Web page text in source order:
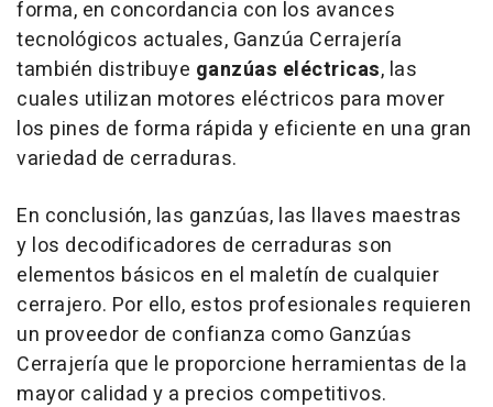
forma, en concordancia con los avances
tecnológicos actuales, Ganzúa Cerrajería
también distribuye ganzúas eléctricas, las
cuales utilizan motores eléctricos para mover
los pines de forma rápida y eficiente en una gran
variedad de cerraduras.
En conclusión, las ganzúas, las llaves maestras
y los decodificadores de cerraduras son
elementos básicos en el maletín de cualquier
cerrajero. Por ello, estos profesionales requieren
un proveedor de confianza como Ganzúas
Cerrajería que le proporcione herramientas de la
mayor calidad y a precios competitivos.